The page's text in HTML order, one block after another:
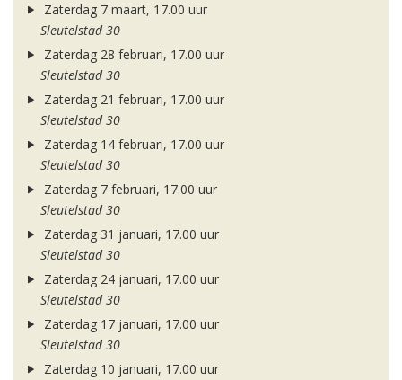
Zaterdag 7 maart, 17.00 uur
Sleutelstad 30
Zaterdag 28 februari, 17.00 uur
Sleutelstad 30
Zaterdag 21 februari, 17.00 uur
Sleutelstad 30
Zaterdag 14 februari, 17.00 uur
Sleutelstad 30
Zaterdag 7 februari, 17.00 uur
Sleutelstad 30
Zaterdag 31 januari, 17.00 uur
Sleutelstad 30
Zaterdag 24 januari, 17.00 uur
Sleutelstad 30
Zaterdag 17 januari, 17.00 uur
Sleutelstad 30
Zaterdag 10 januari, 17.00 uur